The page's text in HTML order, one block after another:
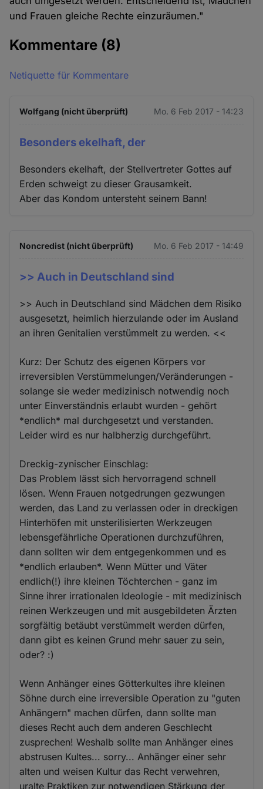
und Frauen gleiche Rechte einzuräumen."
Kommentare (8)
Netiquette für Kommentare
Wolfgang (nicht überprüft) Mo. 6 Feb 2017 - 14:23
Besonders ekelhaft, der
Besonders ekelhaft, der Stellvertreter Gottes auf
Erden schweigt zu dieser Grausamkeit.
Aber das Kondom untersteht seinem Bann!
Noncredist (nicht überprüft) Mo. 6 Feb 2017 - 14:49
>> Auch in Deutschland sind
>> Auch in Deutschland sind Mädchen dem Risiko
ausgesetzt, heimlich hierzulande oder im Ausland
an ihren Genitalien verstümmelt zu werden. <<
Kurz: Der Schutz des eigenen Körpers vor
irreversiblen Verstümmelungen/Veränderungen -
solange sie weder medizinisch notwendig noch
unter Einverständnis erlaubt wurden - gehört
*endlich* mal durchgesetzt und verstanden.
Leider wird es nur halbherzig durchgeführt.
Dreckig-zynischer Einschlag:
Das Problem lässt sich hervorragend schnell
lösen. Wenn Frauen notgedrungen gezwungen
werden, das Land zu verlassen oder in dreckigen
Hinterhöfen mit unsterilisierten Werkzeugen
lebensgefährliche Operationen durchzuführen,
dann sollten wir dem entgegenkommen und es
*endlich erlauben*. Wenn Mütter und Väter
endlich(!) ihre kleinen Töchterchen - ganz im
Sinne ihrer irrationalen Ideologie - mit medizinisch
reinen Werkzeugen und mit ausgebildeten Ärzten
sorgfältig betäubt verstümmelt werden dürfen,
dann gibt es keinen Grund mehr sauer zu sein,
oder? :)
Wenn Anhänger eines Götterkultes ihre kleinen
Söhne durch eine irreversible Operation zu "guten
Anhängern" machen dürfen, dann sollte man
dieses Recht auch dem anderen Geschlecht
zusprechen! Weshalb sollte man Anhänger eines
abstrusen Kultes... sorry... Anhänger einer sehr
alten und weisen Kultur das Recht verwehren,
uralte Praktiken zur notwendigen Stärkung der